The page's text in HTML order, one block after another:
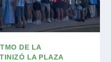
DE LA
LA PLAZA